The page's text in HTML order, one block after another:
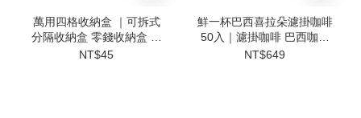
萬用四格收納盒 ｜可拆式
分隔收納盒 零錢收納盒 糖
果收納盒 飾品收納盒 分類
NT$45
鮮一杯巴西喜拉朵濾掛咖啡
50入｜濾掛咖啡 巴西咖啡
中焙咖啡 掛耳咖啡 單品咖
NT$649